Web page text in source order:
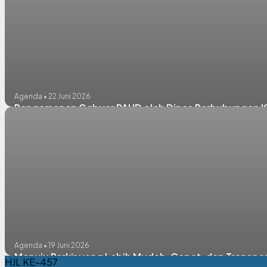
Agenda • 22 Juni 2026
Pengamanan Gebyar PAUD oleh Dinas Perhubungan
Agenda • 19 Juni 2026
Menuju Parkir yang Lebih Mudah, Cepat, dan
HJL KE-457